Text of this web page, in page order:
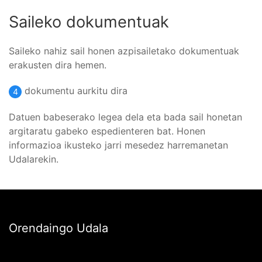
Saileko dokumentuak
Saileko nahiz sail honen azpisailetako dokumentuak
erakusten dira hemen.
4 dokumentu aurkitu dira
Datuen babeserako legea dela eta bada sail honetan
argitaratu gabeko espedienteren bat. Honen
informazioa ikusteko jarri mesedez harremanetan
Udalarekin.
Orendaingo Udala